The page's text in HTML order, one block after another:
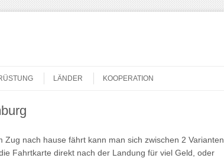
LÄNDER KOOPERATION
Zug nach hause fährt kann man sich zwischen 2 Varianten
Fahrtkarte direkt nach der Landung für viel Geld, oder